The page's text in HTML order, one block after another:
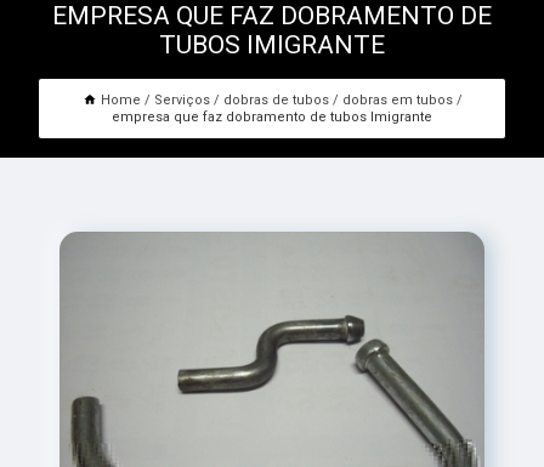
EMPRESA QUE FAZ DOBRAMENTO DE
TUBOS IMIGRANTE
Home Serviços dobras de tubos
dobras em tubos
empresa que faz dobramento de tubos Imigrante